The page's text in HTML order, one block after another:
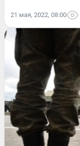
21 мая, 2022, 08:00